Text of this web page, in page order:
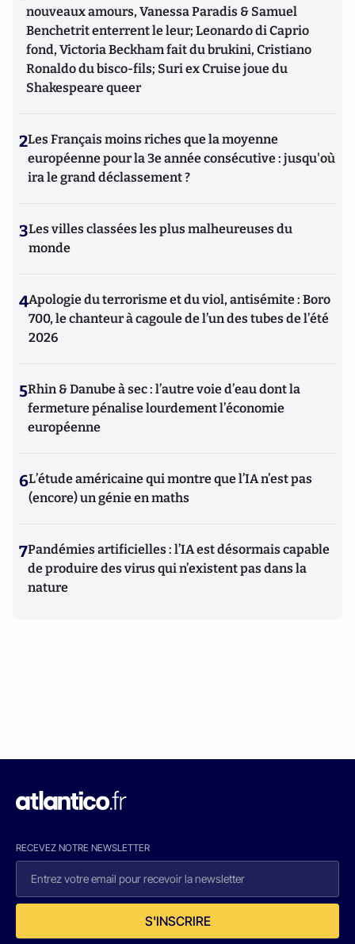
nouveaux amours, Vanessa Paradis & Samuel
Benchetrit enterrent le leur; Leonardo di Caprio
fond, Victoria Beckham fait du brukini, Cristiano
Ronaldo du bisco-fils; Suri ex Cruise joue du
Shakespeare queer
2Les Français moins riches que la moyenne
européenne pour la 3e année consécutive : jusqu'où
ira le grand déclassement ?
3Les villes classées les plus malheureuses du
monde
4Apologie du terrorisme et du viol, antisémite : Boro
700, le chanteur à cagoule de l’un des tubes de l’été
2026
5Rhin & Danube à sec : l’autre voie d’eau dont la
fermeture pénalise lourdement l’économie
européenne
6L’étude américaine qui montre que l’IA n’est pas
(encore) un génie en maths
7Pandémies artificielles : l’IA est désormais capable
de produire des virus qui n’existent pas dans la
nature
RECEVEZ NOTRE NEWSLETTER
S'INSCRIRE